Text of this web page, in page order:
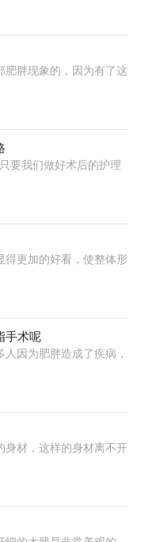
肥胖现象的，因为有了这
要我们做好术后的护理
得更加的好看，使整体形
手术呢
因为肥胖造成了疾病，
身材，这样的身材离不开